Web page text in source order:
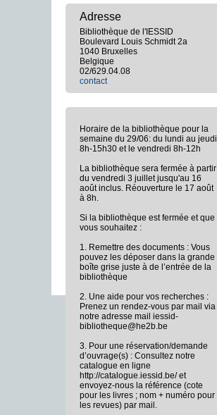
Adresse
Bibliothèque de l'IESSID
Boulevard Louis Schmidt 2a
1040 Bruxelles
Belgique
02/629.04.08
contact
Horaire de la bibliothèque pour la
semaine du 29/06: du lundi au jeudi
8h-15h30 et le vendredi 8h-12h
La bibliothèque sera fermée à partir
du vendredi 3 juillet jusqu'au 16
août inclus. Réouverture le 17 août
à 8h.
Si la bibliothèque est fermée et que
vous souhaitez :
1. Remettre des documents : Vous
pouvez les déposer dans la grande
boîte grise juste à de l’entrée de la
bibliothèque
2. Une aide pour vos recherches :
Prenez un rendez-vous par mail via
notre adresse mail iessid-
bibliotheque@he2b.be
3. Pour une réservation/demande
d’ouvrage(s) : Consultez notre
catalogue en ligne
http://catalogue.iessid.be/ et
envoyez-nous la référence (cote
pour les livres ; nom + numéro pour
les revues) par mail.